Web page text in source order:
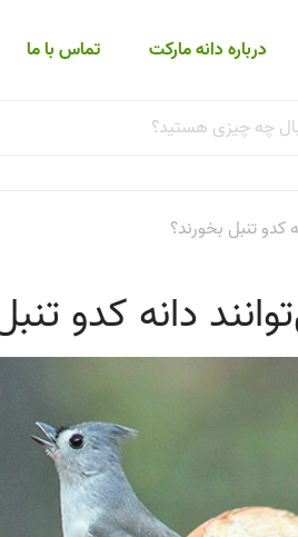
درباره دانه مارکت تماس با ما
کدو تنبل بخورند؟
دانه کدو